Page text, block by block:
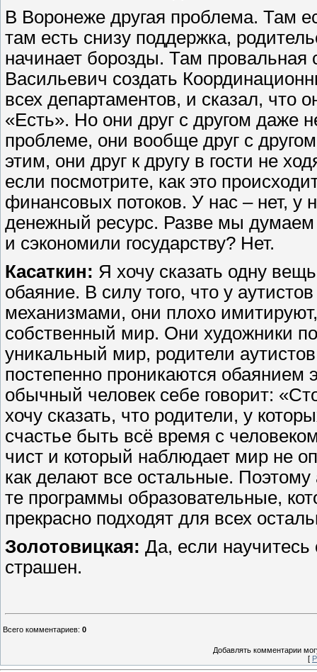
В Воронеже другая проблема. Там
там есть снизу поддержка,
начинает борозды. Там провальная
Васильевич создать
всех департаментов, и сказал, что
«Есть». Но они друг с другом даже
проблеме, они вообще друг с
этим, они друг к другу в гости не
если посмотрите, как это
финансовых потоков. У нас – нет, у
денежный ресурс. Разве мы
и сэкономили государству? Нет.
Касаткин: Я хочу сказать одну
обаяние. В силу того, что у
механизмами, они плохо
собственный мир. Они художники
уникальный мир, родители
постепенно проникаются обаянием
обычный человек себе говорит:
хочу сказать, что родители, у
счастье быть всё время с
чист и который наблюдает мир не
как делают все остальные.
те программы образовательные,
прекрасно подходят для всех
Золотовицкая: Да, если
страшен.
Всего комментариев: 0
Добавлять комментарии
[